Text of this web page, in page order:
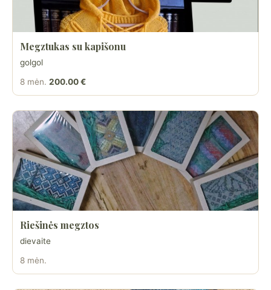
Megztukas su kapišonu
golgol
8 mėn. 200.00 €
Riešinės megztos
dievaite
8 mėn.